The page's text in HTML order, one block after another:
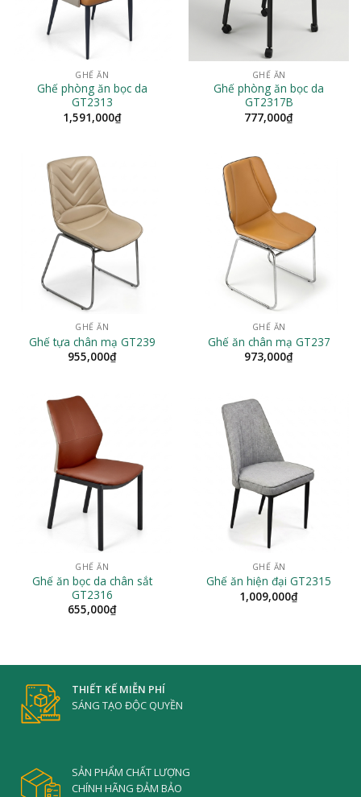
GHẾ ĂN
Ghế phòng ăn bọc da
GT2313
1,591,000₫
GHẾ ĂN
Ghế phòng ăn bọc da
GT2317B
777,000₫
GHẾ ĂN
Ghế tựa chân mạ GT239
955,000₫
GHẾ ĂN
Ghế ăn chân mạ GT237
973,000₫
GHẾ ĂN
Ghế ăn bọc da chân sắt
GT2316
655,000₫
GHẾ ĂN
Ghế ăn hiện đại GT2315
1,009,000₫
THIẾT KẾ MIỄN PHÍ
SÁNG TẠO ĐỘC QUYỀN
SẢN PHẨM CHẤT LƯỢNG
CHÍNH HÃNG ĐẢM BẢO